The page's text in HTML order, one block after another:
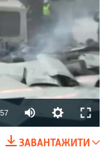
available
ЗАВАНТАЖИТИ